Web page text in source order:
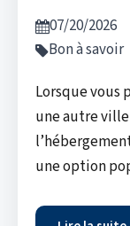
07/20/2026
Bon à savoir
Lorsque vous
une autre
une option